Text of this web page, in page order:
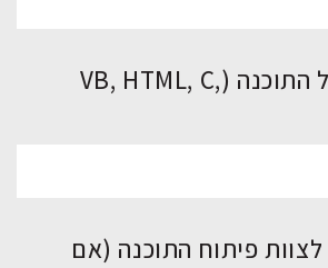
שפת התכנות של התוכנה (VB, HTML, C,
פיתוח התוכנה (אם